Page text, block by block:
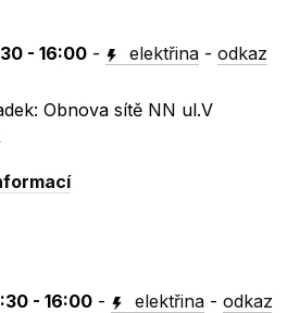
- 16:00 - elektřina -odkaz
Obnova sítě NN ul.V
- 16:00 - elektřina -odkaz